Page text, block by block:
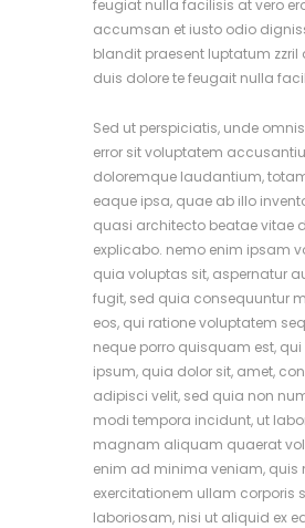
feugiat nulla facilisis at vero
accumsan et iusto odio
blandit praesent luptatum zzril
duis dolore te feugait nulla
Sed ut perspiciatis, unde
error sit voluptatem
doloremque laudantium,
eaque ipsa, quae ab illo
quasi architecto beatae vitae
explicabo. nemo enim ipsam
quia voluptas sit, aspernatur
fugit, sed quia consequuntur
eos, qui ratione voluptatem
neque porro quisquam est,
ipsum, quia dolor sit, amet,
adipisci velit, sed quia non
modi tempora incidunt, ut
magnam aliquam quaerat
enim ad minima veniam, quis
exercitationem ullam corporis
laboriosam, nisi ut aliquid ex